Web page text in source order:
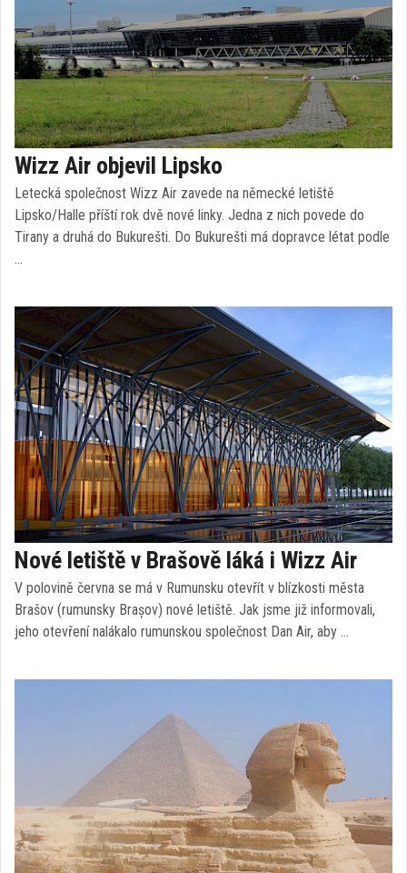
Wizz Air objevil Lipsko
Letecká společnost Wizz Air zavede na německé letiště
Lipsko/Halle příští rok dvě nové linky. Jedna z nich povede do
Tirany a druhá do Bukurešti. Do Bukurešti má dopravce létat podle
…
Nové letiště v Brašově láká i Wizz Air
V polovině června se má v Rumunsku otevřít v blízkosti města
Brašov (rumunsky Brașov) nové letiště. Jak jsme již informovali,
jeho otevření nalákalo rumunskou společnost Dan Air, aby …